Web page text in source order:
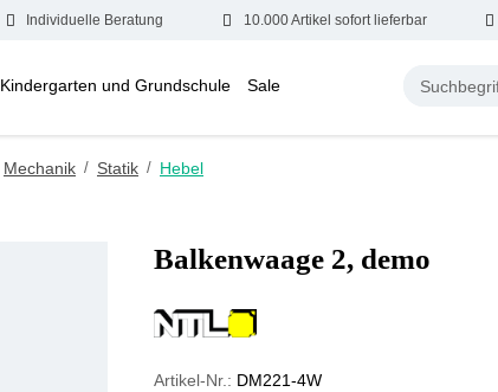
Individuelle Beratung 10.000 Artikel sofort lieferbar
Kindergarten und Grundschule Sale
Mechanik / Statik / Hebel
Balkenwaage 2, demo
Artikel-Nr.: DM221-4W